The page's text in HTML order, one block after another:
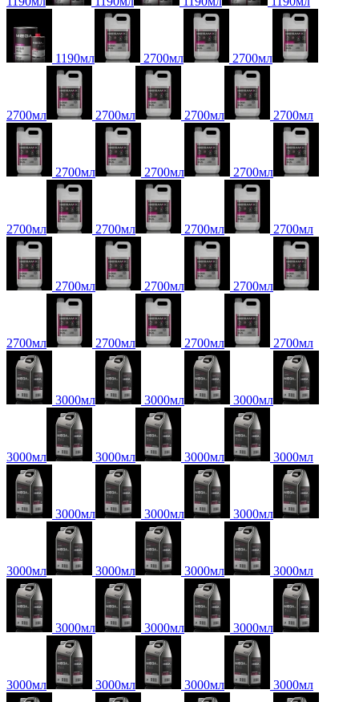
1190мл 2700мл 2700мл
2700мл 2700мл 2700мл 2700мл
2700мл 2700мл 2700мл
2700мл 2700мл 2700мл 2700мл
2700мл 2700мл 2700мл
2700мл 2700мл 2700мл 2700мл
3000мл 3000мл 3000мл
3000мл 3000мл 3000мл 3000мл
3000мл 3000мл 3000мл
3000мл 3000мл 3000мл 3000мл
3000мл 3000мл 3000мл
3000мл 3000мл 3000мл 3000мл